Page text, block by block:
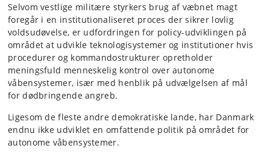
Selvom vestlige militære styrkers brug af væbnet magt
foregår i en institutionaliseret proces der sikrer lovlig
voldsudøvelse, er udfordringen for policy-udviklingen på
området at udvikle teknologisystemer og institutioner hvis
procedurer og kommandostrukturer opretholder
meningsfuld menneskelig kontrol over autonome
våbensystemer, især med henblik på udvælgelsen af mål
for dødbringende angreb.
Ligesom de fleste andre demokratiske lande, har Danmark
endnu ikke udviklet en omfattende politik på området for
autonome våbensystemer.